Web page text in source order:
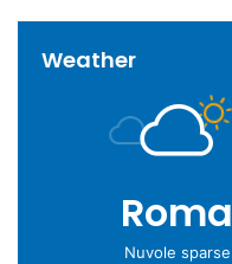
Weather
Roma
Nuvole sparse